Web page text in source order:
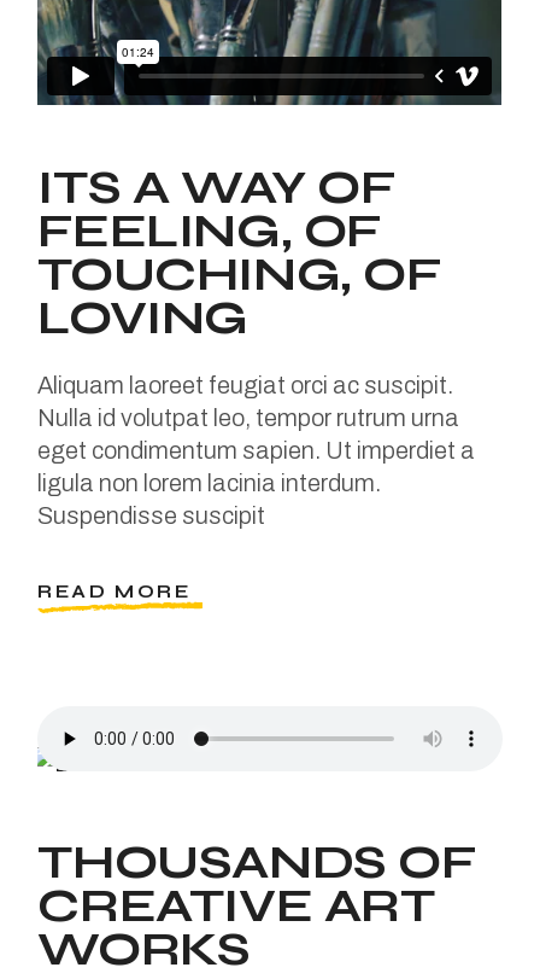
ITS A WAY OF
FEELING, OF
TOUCHING, OF
LOVING
Aliquam laoreet feugiat orci ac suscipit.
Nulla id volutpat leo, tempor rutrum urna
eget condimentum sapien. Ut imperdiet a
ligula non lorem lacinia interdum.
Suspendisse suscipit
READ MORE
THOUSANDS OF
CREATIVE ART
WORKS